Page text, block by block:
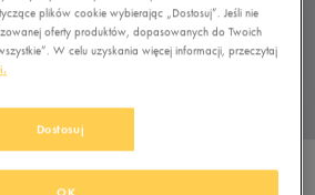
PROMO: DO -30%
SKECHERS BOBS GEO
plików cookie wybierając „Dostosuj”. Jeśli nie
oferty produktów, dopasowanych do Twoich
W celu uzyskania więcej informacji, przeczytaj
Dostosuj